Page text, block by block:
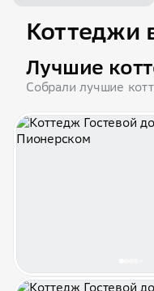
Коттеджи
Лучшие
Собрали лучшие